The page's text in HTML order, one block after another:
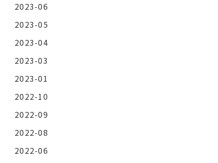
2023-06
2023-05
2023-04
2023-03
2023-01
2022-10
2022-09
2022-08
2022-06